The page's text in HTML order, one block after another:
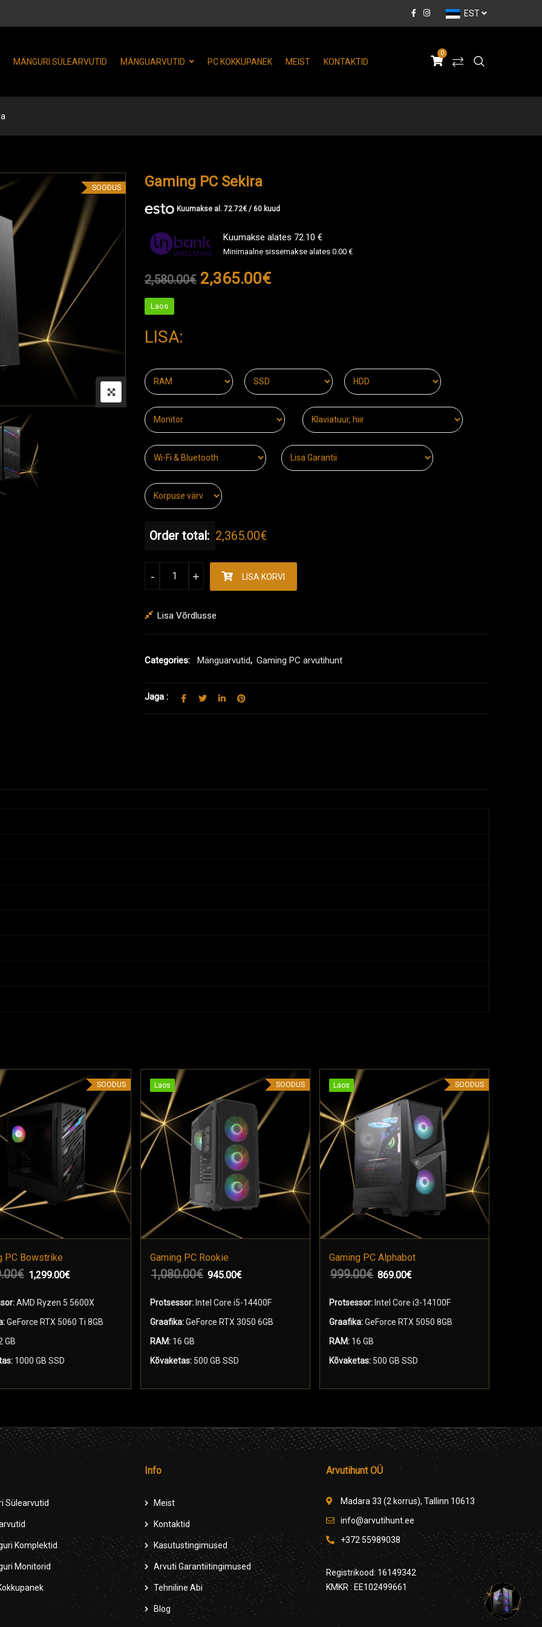
EST
MÄNGURI SÜLEARVUTID MÄNGUARVUTID PC KOKKUPANEK MEIST KONTAKTID
0
SOODUS Gaming PC Sekira
Kuumakse al. 72.72€ / 60 kuud
Kuumakse alates 72.10 €
Minimaalne sissemakse alates 0.00 €
2,580.00€ 2,365.00€
Laos
LISA:
Order total: 2,365.00€
+
- LISA KORVI
Lisa Võrdlusse
Categories: Mänguarvutid, Gaming PC arvutihunt
Jaga :
SOODUS
PC Bowstrike
€ 1,299.00€
AMD Ryzen 5 5600X
GeForce RTX 5060 Ti 8GB
GB
1000 GB SSD
SOODUS
Laos
Laos
Gaming PC Rookie
1,080.00€ 945.00€
Protsessor: Intel Core i5-14400F
Graafika:GeForce RTX 3050 6GB
RAM: 16 GB
Kõvaketas:500 GB SSD
SOODUS
Laos
Laos
Gaming PC Alphabot
999.00€ 869.00€
Protsessor: Intel Core i3-14100F
Graafika:GeForce RTX 5050 8GB
RAM: 16 GB
Kõvaketas: 500 GB SSD
Sülearvutid
Komplektid
Monitorid
Info
Meist
Kontaktid
Kasutustingimused
Arvuti Garantiitingimused
Tehniline Abi
Blog
Arvutihunt OÜ
Madara 33 (2 korrus), Tallinn 10613
info@arvutihunt.ee
+372 55989038
Registrikood: 16149342
KMKR : EE102499661